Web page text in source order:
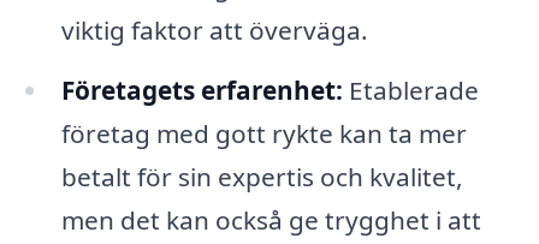
viktig faktor att överväga.
Företagets erfarenhet: Etablerade
företag med gott rykte kan ta mer
betalt för sin expertis och kvalitet,
men det kan också ge trygghet i att